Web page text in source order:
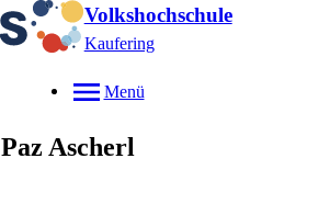
Volkshochschule
Kaufering
Menü
Paz Ascherl